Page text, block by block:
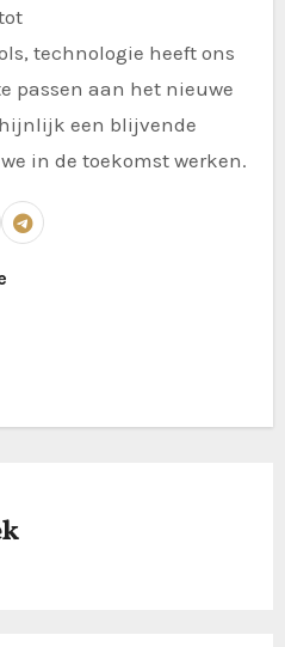
technologie heeft ons
passen aan het nieuwe
een blijvende
in de toekomst werken.